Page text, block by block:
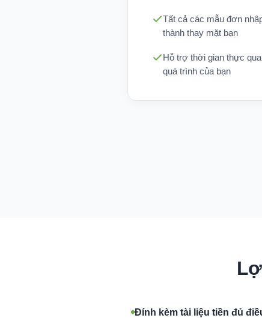
Tất cả các mẫu đơn
thành thay mặt bạn
Hỗ trợ thời gian thực
quá trình của bạn
Đính kèm tài liệu tiền đủ